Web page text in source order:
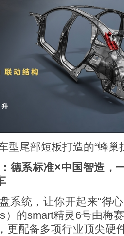
型尾部短板打造的“蜂巢
德系标准×中国智造，
系统，让你开起来“得
）的smart精灵6号由梅
更配备多项行业顶尖硬